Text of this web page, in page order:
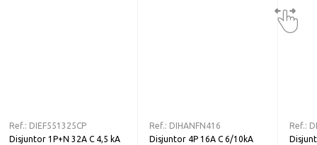
Ref.: DIEF551325CP
Disjuntor 1P+N 32A C 4,5 kA
Ref.: DIHANFN416
Disjuntor 4P 16A C 6/10kA
Ref.: